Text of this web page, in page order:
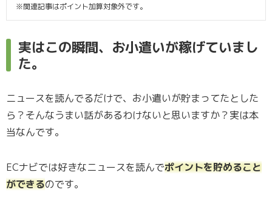
※関連記事はポイント加算対象外です。
実はこの瞬間、お小遣いが稼げていまし
た。
ニュースを読んでるだけで、お小遣いが貯まってたとした
ら？そんなうまい話があるわけないと思いますか？実は本
当なんです。
ECナビでは好きなニュースを読んでポイントを貯めること
ができるのです。